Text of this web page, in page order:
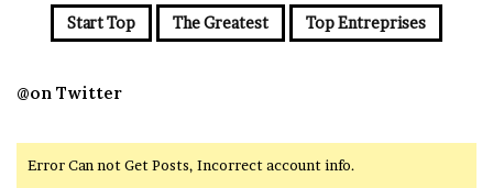
Start Top The Greatest Top Entreprises
@on Twitter
Error Can not Get Posts, Incorrect account info.